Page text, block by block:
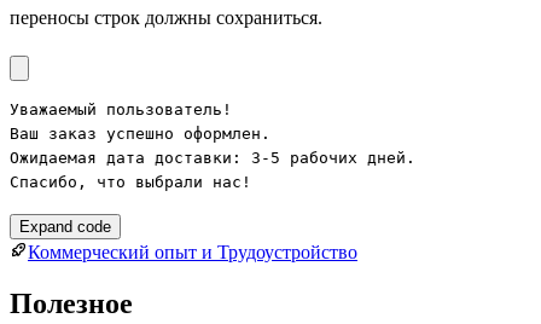
переносы строк должны сохраниться.
Уважаемый пользователь!
Ваш заказ успешно оформлен.
Ожидаемая дата доставки: 3-5 рабочих дней.
Спасибо, что выбрали нас!
Expand code
Коммерческий опыт и Трудоустройство
Полезное